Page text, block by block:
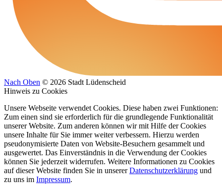
Nach Oben © 2026 Stadt Lüdenscheid
Hinweis zu Cookies
Unsere Webseite verwendet Cookies. Diese haben zwei Funktionen:
Zum einen sind sie erforderlich für die grundlegende Funktionalität
unserer Website. Zum anderen können wir mit Hilfe der Cookies
unsere Inhalte für Sie immer weiter verbessern. Hierzu werden
pseudonymisierte Daten von Website-Besuchern gesammelt und
ausgewertet. Das Einverständnis in die Verwendung der Cookies
können Sie jederzeit widerrufen. Weitere Informationen zu Cookies
auf dieser Website finden Sie in unsererDatenschutzerklärung und
zu uns im Impressum.